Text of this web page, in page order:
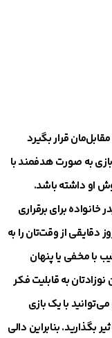
قرار بگیرد
به صورت هدفمند با
او داشته باشد.
خانواده برای برقراری
دقایقی از وقت‌تان را به
با مخفی یا پنهان
به قابلیت فکر
با یک بازی
بنابراین دالی